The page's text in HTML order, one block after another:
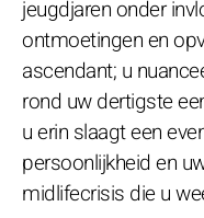
jeugdjaren onder
ontmoetingen en
ascendant; u
rond uw dertigste
u erin slaagt een
persoonlijkheid en
midlifecrisis die u